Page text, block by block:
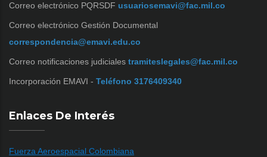
Correo electrónico PQRSDF usuariosemavi@fac.mil.co
Correo electrónico Gestión Documental
correspondencia@emavi.edu.co
Correo notificaciones judiciales tramiteslegales@fac.mil.co
Incorporación EMAVI - Teléfono 3176409340
Enlaces De Interés
Fuerza Aeroespacial Colombiana